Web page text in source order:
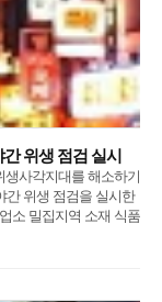
간 위생 점검 실시
사각지대를 해소하기
간 위생 점검을 실시한
소 밀집지역 소재 식품